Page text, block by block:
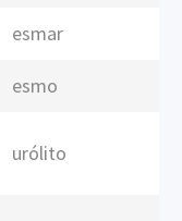
esmar
esmo
urólito